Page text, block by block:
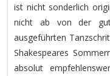
ist nicht sonderlich
nicht ab von der
ausgeführten
Shakespeares
absolut